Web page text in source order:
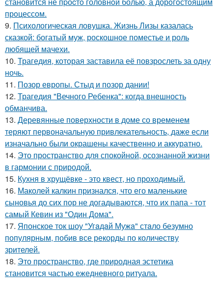
прoцессом.
9. Психологическая ловушка. Жизнь Лизы казалась
сказкой: богатый муж, роскошное поместье и роль
любящей мачехи.
10. Трагедия, которая заставила её повзрослеть за одну
ночь.
11. Позор европы. Стыд и позор дании!
12. Трагедия "Вечного Ребенка": когда внешность
обманчива.
13. Деревянные поверхности в доме со временем
теряют первоначальную привлекательность, даже если
изначально были окрашены качественно и аккуратно.
14. Это пространство для спокойной, осознанной жизни
в гармонии с природой.
15. Кухня в хрущёвке - это квест, но проходимый.
16. Маколей калкин признался, что его маленькие
сыновья до сих пор не догадываются, что их папа - тот
самый Кевин из "Один Дома".
17. Японское ток шоу "Угaдaй Мужa" стaло безумно
популярным, побив все рекорды по количеству
зрителей.
18. Это пространство, где природная эстетика
становится частью ежедневного ритуала.